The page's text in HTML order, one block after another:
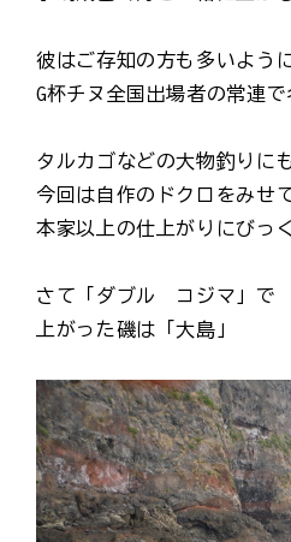
彼はご存知の方も多いよう
G杯チヌ全国出場者の常連
タルカゴなどの大物釣りに
今回は自作のドクロをみせ
本家以上の仕上がりにびっ
さて「ダブル コジマ」で
上がった磯は「大島」